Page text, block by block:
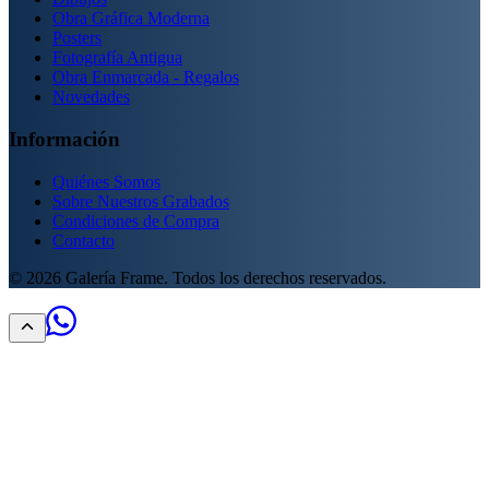
Obra Gráfica Moderna
Posters
Fotografía Antigua
Obra Enmarcada - Regalos
Novedades
Información
Quiénes Somos
Sobre Nuestros Grabados
Condiciones de Compra
Contacto
© 2026 Galería Frame. Todos los derechos reservados.